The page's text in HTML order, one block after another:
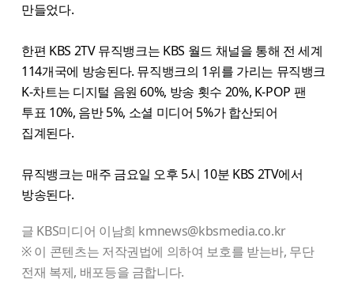
만들었다.
한편 KBS 2TV 뮤직뱅크는 KBS 월드 채널을 통해 전 세계
114개국에 방송된다. 뮤직뱅크의 1위를 가리는 뮤직뱅크
K-차트는 디지털 음원 60%, 방송 횟수 20%, K-POP 팬
투표 10%, 음반 5%, 소셜 미디어 5%가 합산되어
집계된다.
뮤직뱅크는 매주 금요일 오후 5시 10분 KBS 2TV에서
방송된다.
글 KBS미디어 이남희 kmnews@kbsmedia.co.kr
※ 이 콘텐츠는 저작권법에 의하여 보호를 받는바, 무단
전재 복제, 배포등을 금합니다.